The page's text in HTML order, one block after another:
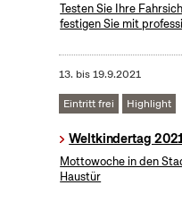
Testen Sie Ihre
festigen Sie mit
13. bis19.9.2021
Eintritt frei Highlight
Weltkindertag
Mottowoche in den
Haustür